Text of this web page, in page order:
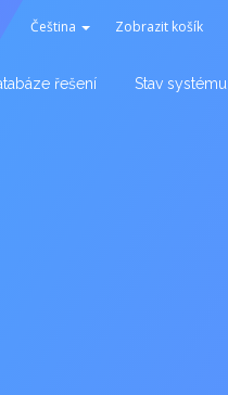
Čeština Zobrazit košík
řešení Stav systému